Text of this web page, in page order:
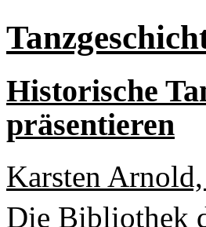
Historische
präsentieren
Karsten
Die Bibliothek